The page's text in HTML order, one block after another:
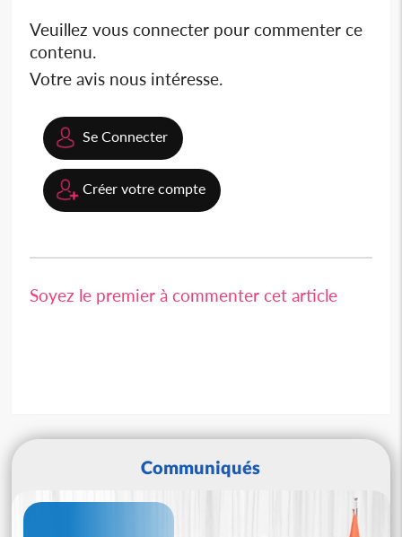
Veuillez vous connecter pour commenter ce
contenu.
Votre avis nous intéresse.
Se Connecter
Créer votre compte
Soyez le premier à commenter cet article
Communiqués